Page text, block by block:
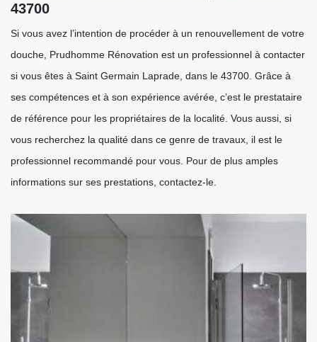
43700
Si vous avez l’intention de procéder à un renouvellement de votre
douche, Prudhomme Rénovation est un professionnel à contacter
si vous êtes à Saint Germain Laprade, dans le 43700. Grâce à
ses compétences et à son expérience avérée, c’est le prestataire
de référence pour les propriétaires de la localité. Vous aussi, si
vous recherchez la qualité dans ce genre de travaux, il est le
professionnel recommandé pour vous. Pour de plus amples
informations sur ses prestations, contactez-le.